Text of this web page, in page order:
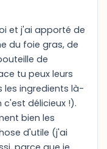
et j'ai apporté de
du foie gras, de
de
tu peux leurs
les ingredients là-
délicieux !).
bien les
d'utile (j'ai